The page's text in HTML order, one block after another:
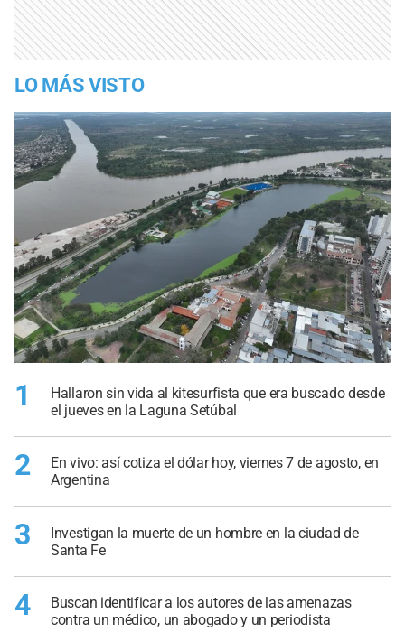
LO MÁS VISTO
1
Hallaron sin vida al kitesurfista que era buscado desde
el jueves en la Laguna Setúbal
2
En vivo: así cotiza el dólar hoy, viernes 7 de agosto, en
Argentina
3
Investigan la muerte de un hombre en la ciudad de
Santa Fe
4
Buscan identificar a los autores de las amenazas
contra un médico, un abogado y un periodista